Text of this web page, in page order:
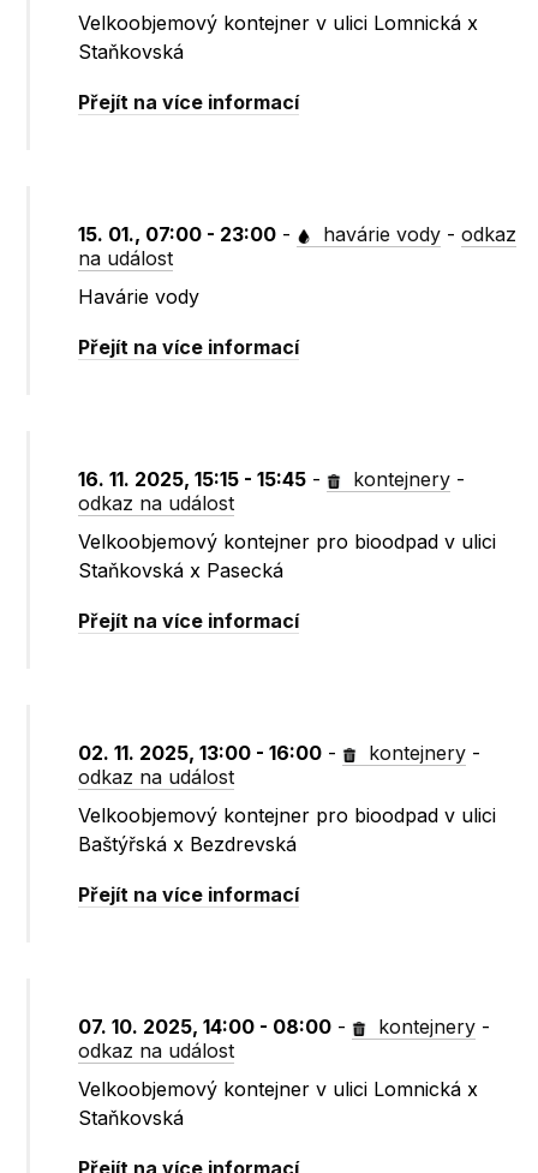
Velkoobjemový kontejner v ulici Lomnická x
Staňkovská
Přejít na více informací
15. 01., 07:00 - 23:00 - havárie vody -odkaz
na událost
Havárie vody
Přejít na více informací
16. 11. 2025, 15:15 - 15:45 - kontejnery -
odkaz na událost
Velkoobjemový kontejner pro bioodpad v ulici
Staňkovská x Pasecká
Přejít na více informací
02. 11. 2025, 13:00 - 16:00 - kontejnery -
odkaz na událost
Velkoobjemový kontejner pro bioodpad v ulici
Baštýřská x Bezdrevská
Přejít na více informací
07. 10. 2025, 14:00 - 08:00 - kontejnery -
odkaz na událost
Velkoobjemový kontejner v ulici Lomnická x
Staňkovská
Přejít na více informací